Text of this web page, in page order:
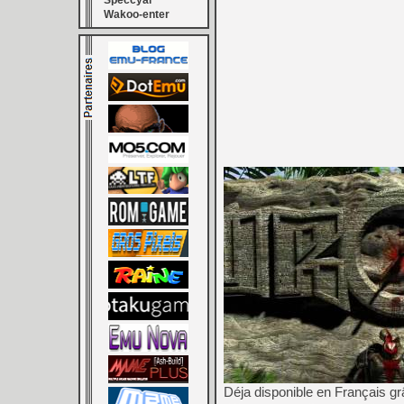
Wakoo-enter
Déja disponible en Français